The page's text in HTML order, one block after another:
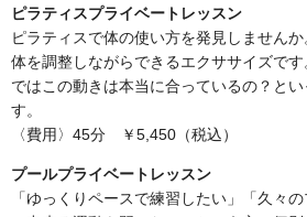
ピラティスプライベートレッスン
ピラティスで体の使い方を発見しません
体を調整しながらできるエクササイズで
ではこの動きは本当に合っているの？と
す。
〈費用〉45分 ￥5,450（税込）
プールプライベートレッスン
「ゆっくりペースで練習したい」「久々